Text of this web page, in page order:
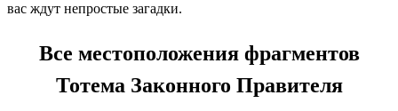
вас ждут непростые загадки.
Все местоположения фрагментов
Тотема Законного Правителя